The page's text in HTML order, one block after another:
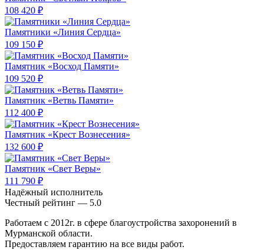
108 420 ₽
Памятники «Линия Сердца»
109 150 ₽
Памятник «Восход Памяти»
109 520 ₽
Памятник «Ветвь Памяти»
112 400 ₽
Памятник «Крест Вознесения»
132 600 ₽
Памятник «Свет Веры»
111 790 ₽
Надёжный исполнитель
Чеcтный рейтинг — 5.0
Работаем с 2012г. в сфере благоустройства захоронений в
Мурманской области.
Предоставляем гарантию на все виды работ.